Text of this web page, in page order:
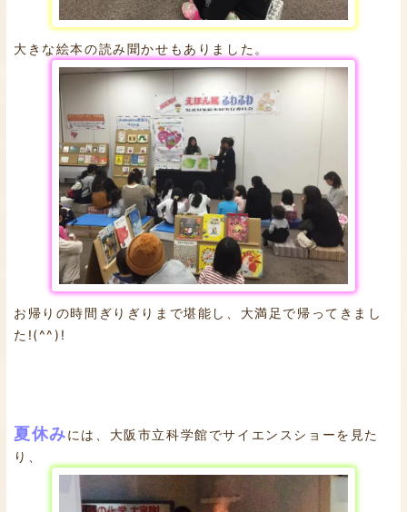
大きな絵本の読み聞かせもありました。
お帰りの時間ぎりぎりまで堪能し、大満足で帰ってきまし
た!(^^)!
夏休みには、大阪市立科学館でサイエンスショーを見た
り、